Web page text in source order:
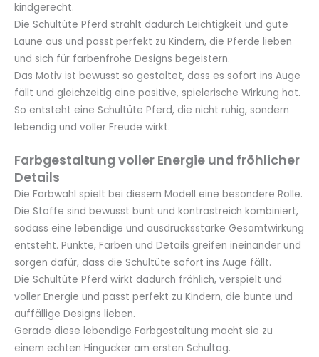
kindgerecht.
Die Schultüte Pferd strahlt dadurch Leichtigkeit und gute
Laune aus und passt perfekt zu Kindern, die Pferde lieben
und sich für farbenfrohe Designs begeistern.
Das Motiv ist bewusst so gestaltet, dass es sofort ins Auge
fällt und gleichzeitig eine positive, spielerische Wirkung hat.
So entsteht eine Schultüte Pferd, die nicht ruhig, sondern
lebendig und voller Freude wirkt.
Farbgestaltung voller Energie und fröhlicher
Details
Die Farbwahl spielt bei diesem Modell eine besondere Rolle.
Die Stoffe sind bewusst bunt und kontrastreich kombiniert,
sodass eine lebendige und ausdrucksstarke Gesamtwirkung
entsteht. Punkte, Farben und Details greifen ineinander und
sorgen dafür, dass die Schultüte sofort ins Auge fällt.
Die Schultüte Pferd wirkt dadurch fröhlich, verspielt und
voller Energie und passt perfekt zu Kindern, die bunte und
auffällige Designs lieben.
Gerade diese lebendige Farbgestaltung macht sie zu
einem echten Hingucker am ersten Schultag.